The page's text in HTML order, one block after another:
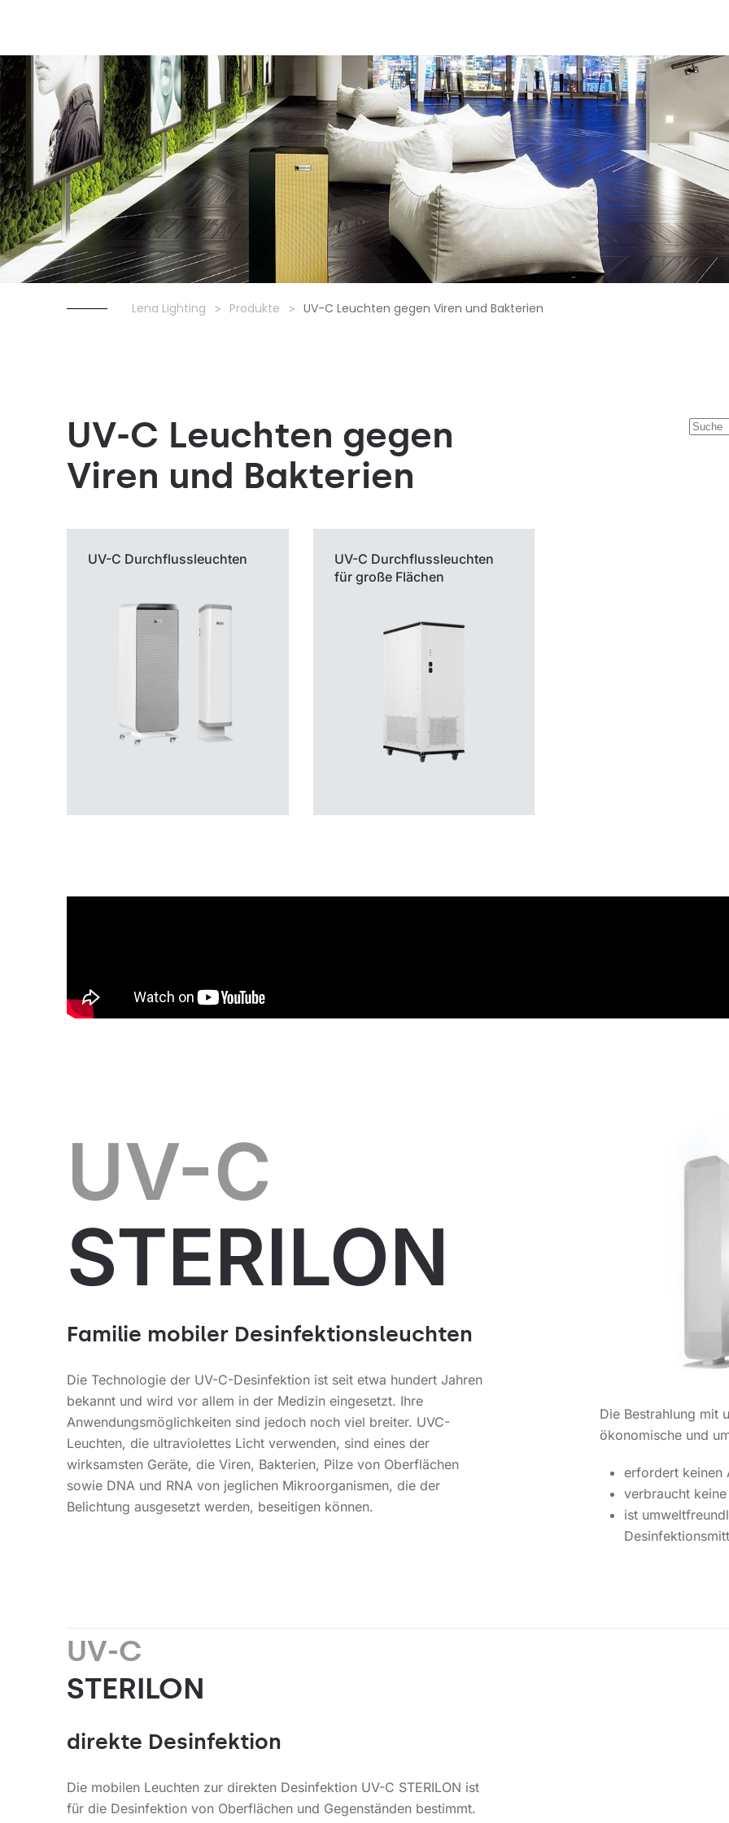
Lena Lighting Produkte UV-C Leuchten gegen Viren und Bakterien
UV-C Leuchten gegen
Viren und Bakterien
UV-C Durchflussleuchten UV-C Durchflussleuchten
für große Flächen
UV-C
STERILON
Familie mobiler Desinfektionsleuchten
Die Technologie der UV-C-Desinfektion ist seit etwa hundert Jahren
bekannt und wird vor allem in der Medizin eingesetzt. Ihre
Anwendungsmöglichkeiten sind jedoch noch viel breiter. UVC-
Leuchten, die ultraviolettes Licht verwenden, sind eines der
wirksamsten Geräte, die Viren, Bakterien, Pilze von Oberflächen
sowie DNA und RNA von jeglichen Mikroorganismen, die der
Belichtung ausgesetzt werden, beseitigen können.
Die Bestrahlung mit
ökonomische und
erfordert keinen
verbraucht
ist
UV-C
STERILON
direkte Desinfektion
Die mobilen Leuchten zur direkten Desinfektion UV-C STERILON ist
für die Desinfektion von Oberflächen und Gegenständen bestimmt.